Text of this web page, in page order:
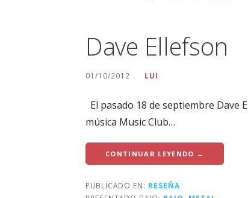
Dave Ellefson
01/10/2012 LUI
El pasado 18 de septiembre Dave
música Music Club…
CONTINUAR LEYENDO →
PUBLICADO EN: RESEÑA